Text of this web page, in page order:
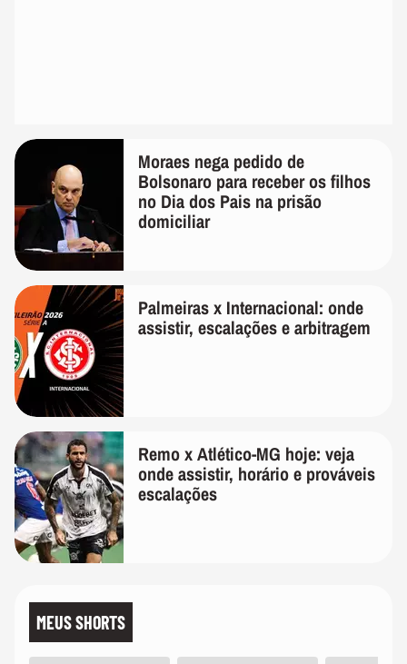
Moraes nega pedido de
Bolsonaro para receber os filhos
no Dia dos Pais na prisão
domiciliar
Palmeiras x Internacional: onde
assistir, escalações e arbitragem
Remo x Atlético-MG hoje: veja
onde assistir, horário e prováveis
escalações
MEUS SHORTS